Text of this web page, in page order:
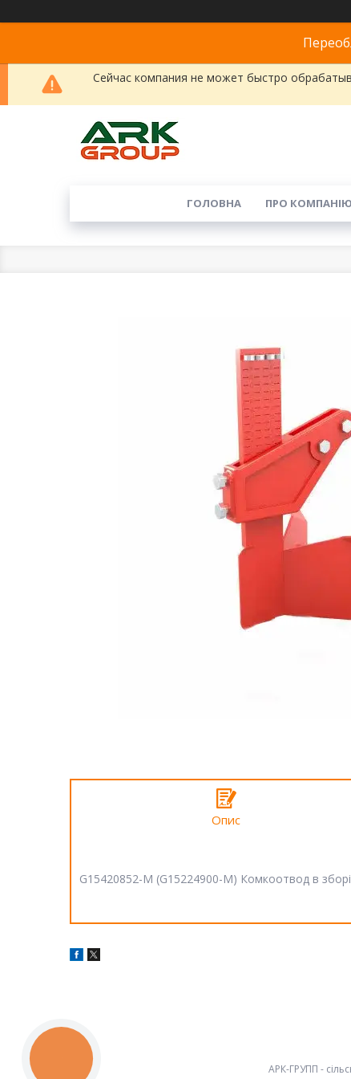
Сейчас компания не может быстро
ГОЛОВНА ПРО КОМПАНІЮ
Опис
G15420852-M (G15224900-M) Комкоотвод в зборі